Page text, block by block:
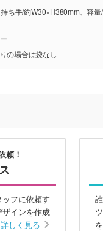
ち手/約W30×H380mm、容量/
ー
の場合は袋なし
頼！
フに依頼す
インを作成
詳しく見る